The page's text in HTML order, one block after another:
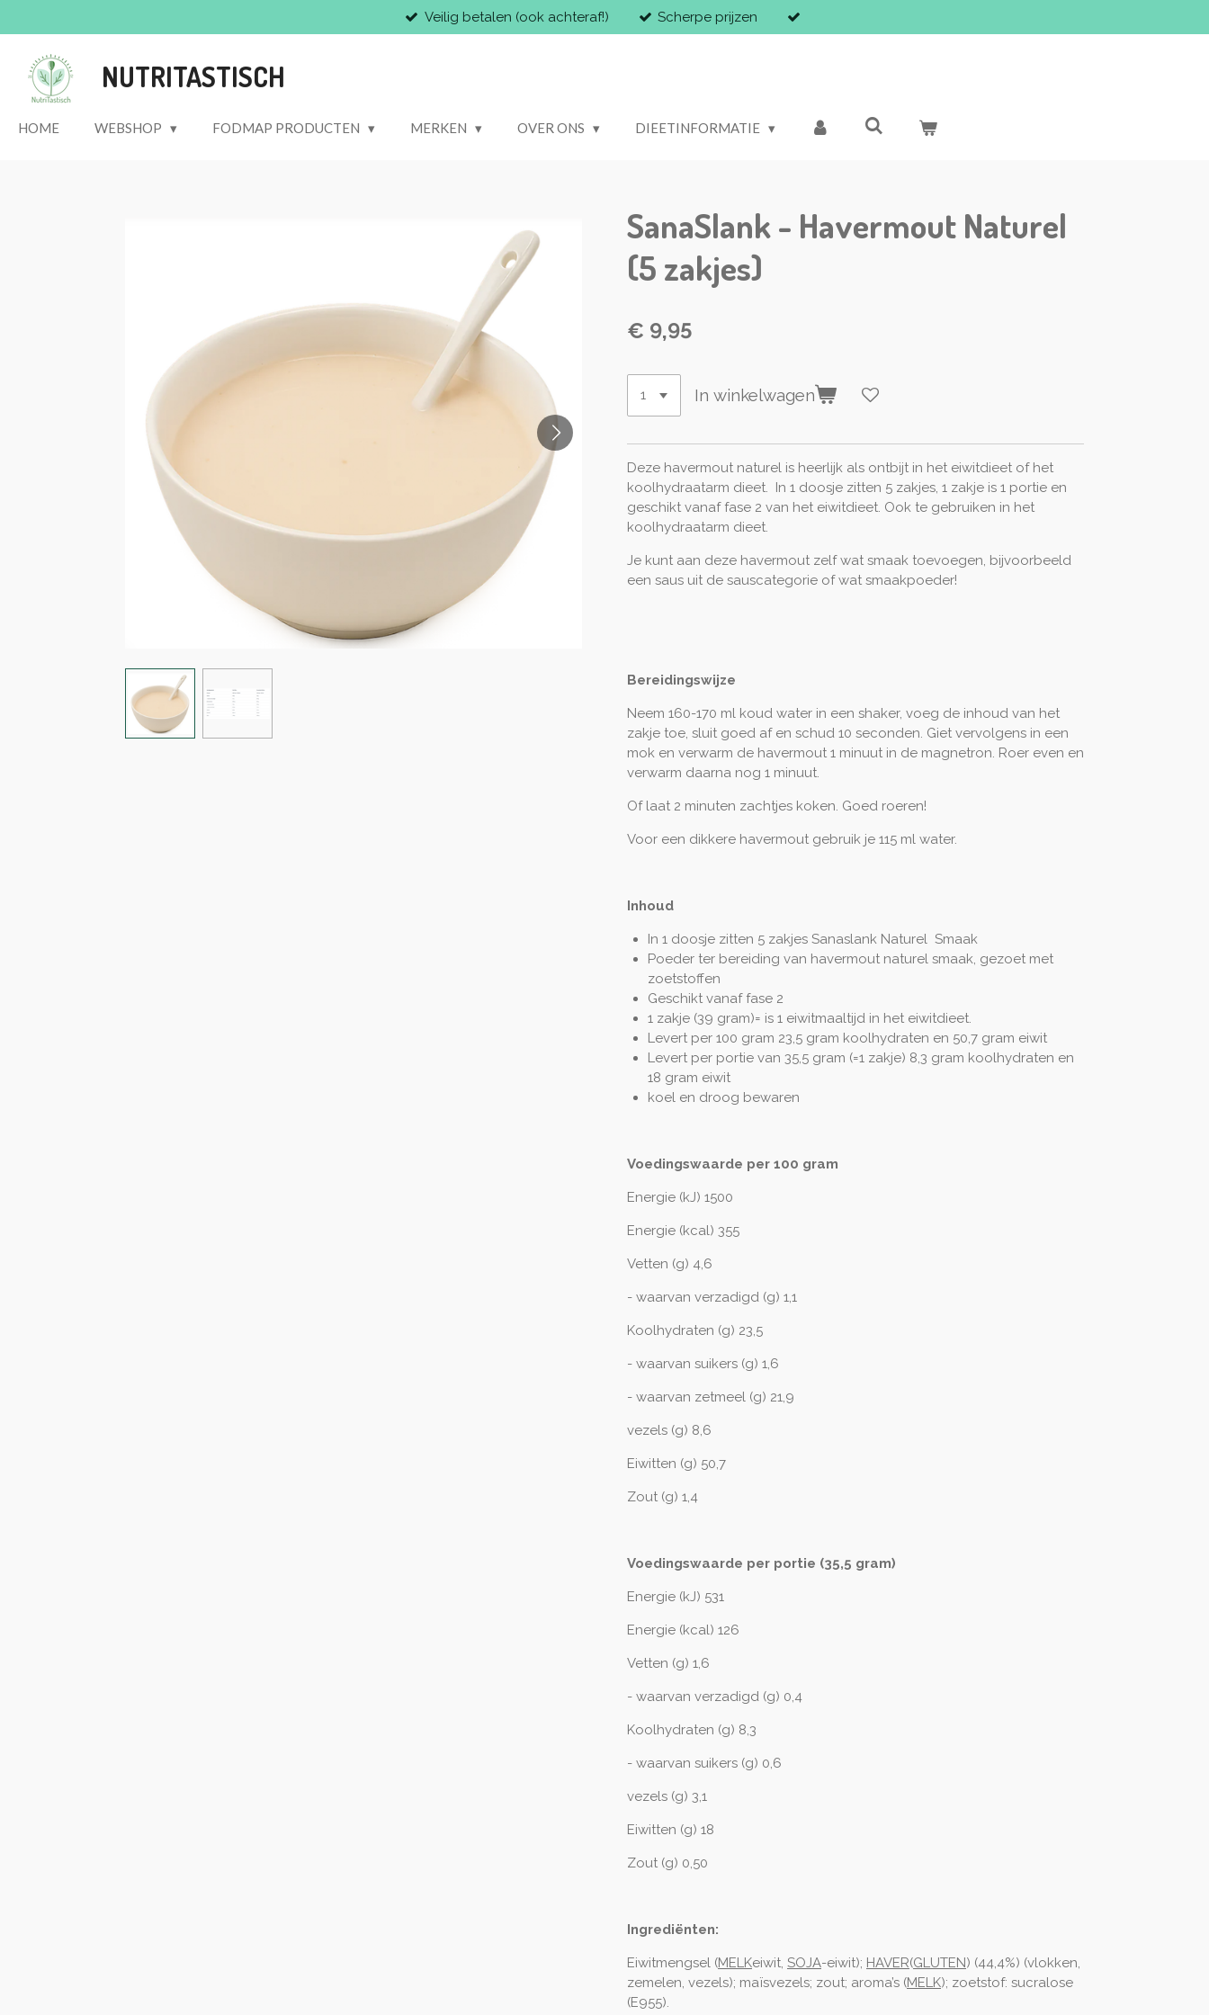
direct
naar
hoofdinhoud
Veilig betalen (ook achteraf!) Scherpe prijzen
NUTRITASTISCH
HOME WEBSHOP FODMAP PRODUCTEN MERKEN OVER ONS DIEETINFORMATIE
SanaSlank - Havermout Naturel
(5 zakjes)
€ 9,95
In winkelwagen
Deze havermout naturel is heerlijk als ontbijt in het eiwitdieet of het
koolhydraatarm dieet. In 1 doosje zitten 5 zakjes, 1 zakje is 1 portie en
geschikt vanaf fase 2 van het eiwitdieet. Ook te gebruiken in het
koolhydraatarm dieet.
Je kunt aan deze havermout zelf wat smaak toevoegen, bijvoorbeeld
een saus uit de sauscategorie of wat smaakpoeder!
Bereidingswijze
Neem 160-170 ml koud water in een shaker, voeg de inhoud van het
zakje toe, sluit goed af en schud 10 seconden. Giet vervolgens in een
mok en verwarm de havermout 1 minuut in de magnetron. Roer even en
verwarm daarna nog 1 minuut.
Of laat 2 minuten zachtjes koken. Goed roeren!
Voor een dikkere havermout gebruik je 115 ml water.
Inhoud
In 1 doosje zitten 5 zakjes Sanaslank Naturel Smaak
Poeder ter bereiding van havermout naturel smaak, gezoet met
zoetstoffen
Geschikt vanaf fase 2
1 zakje (39 gram)= is 1 eiwitmaaltijd in het eiwitdieet.
Levert per 100 gram 23,5 gram koolhydraten en 50,7 gram eiwit
Levert per portie van 35,5 gram (=1 zakje) 8,3 gram koolhydraten en
18 gram eiwit
koel en droog bewaren
Voedingswaarde per 100 gram
Energie (kJ) 1500
Energie (kcal) 355
Vetten (g) 4,6
- waarvan verzadigd (g) 1,1
Koolhydraten (g) 23,5
- waarvan suikers (g) 1,6
- waarvan zetmeel (g) 21,9
vezels (g) 8,6
Eiwitten (g) 50,7
Zout (g) 1,4
Voedingswaarde per portie (35,5 gram)
Energie (kJ) 531
Energie (kcal) 126
Vetten (g) 1,6
- waarvan verzadigd (g) 0,4
Koolhydraten (g) 8,3
- waarvan suikers (g) 0,6
vezels (g) 3,1
Eiwitten (g) 18
Zout (g) 0,50
Ingrediënten:
Eiwitmengsel (MELKeiwit, SOJA-eiwit); HAVER(GLUTEN) (44,4%) (vlokken,
zemelen, vezels); maïsvezels; zout; aroma’s (MELK); zoetstof: sucralose
(E955).